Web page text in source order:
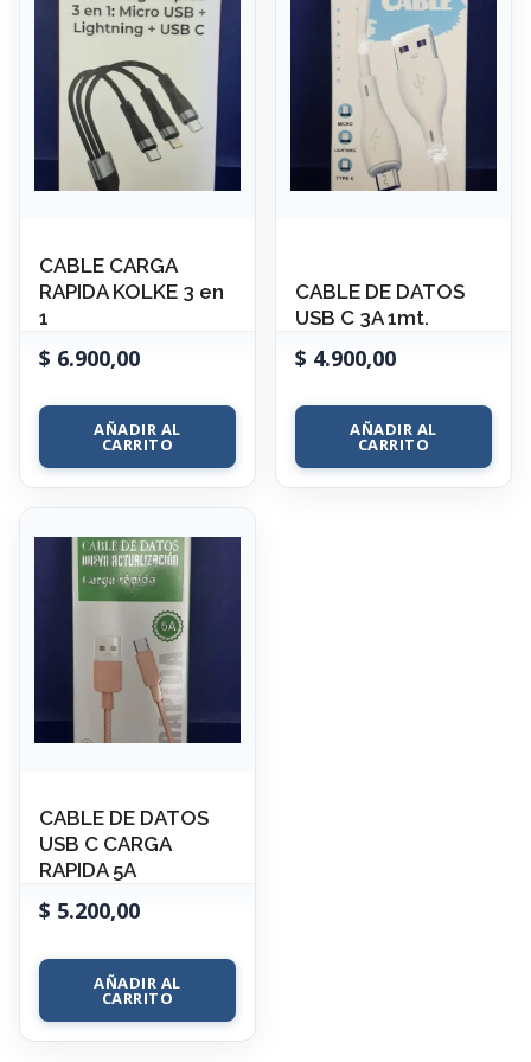
CABLE CARGA
RAPIDA KOLKE 3 en
1
$ 6.900,00
AÑADIR AL
CARRITO
CABLE DE DATOS
USB C 3A 1mt.
$ 4.900,00
AÑADIR AL
CARRITO
CABLE DE DATOS
USB C CARGA
RAPIDA 5A
$ 5.200,00
AÑADIR AL
CARRITO